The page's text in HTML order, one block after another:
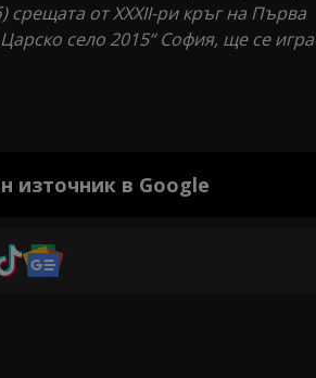
срещата от XXXII-ри кръг на Първа
село 2015“ София, ще се
източник в Google